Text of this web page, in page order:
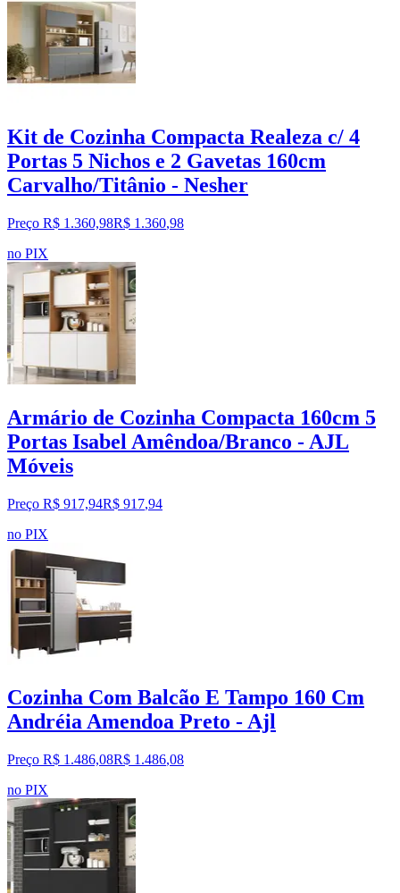
Kit de Cozinha Compacta Realeza c/ 4
Portas 5 Nichos e 2 Gavetas 160cm
Carvalho/Titânio - Nesher
Preço R$ 1.360,98R$ 1.360,98
no PIX
Armário de Cozinha Compacta 160cm 5
Portas Isabel Amêndoa/Branco - AJL
Móveis
Preço R$ 917,94R$ 917,94
no PIX
Cozinha Com Balcão E Tampo 160 Cm
Andréia Amendoa Preto - Ajl
Preço R$ 1.486,08R$ 1.486,08
no PIX